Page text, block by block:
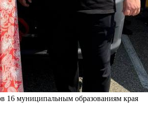
16 муниципальным образованиям края